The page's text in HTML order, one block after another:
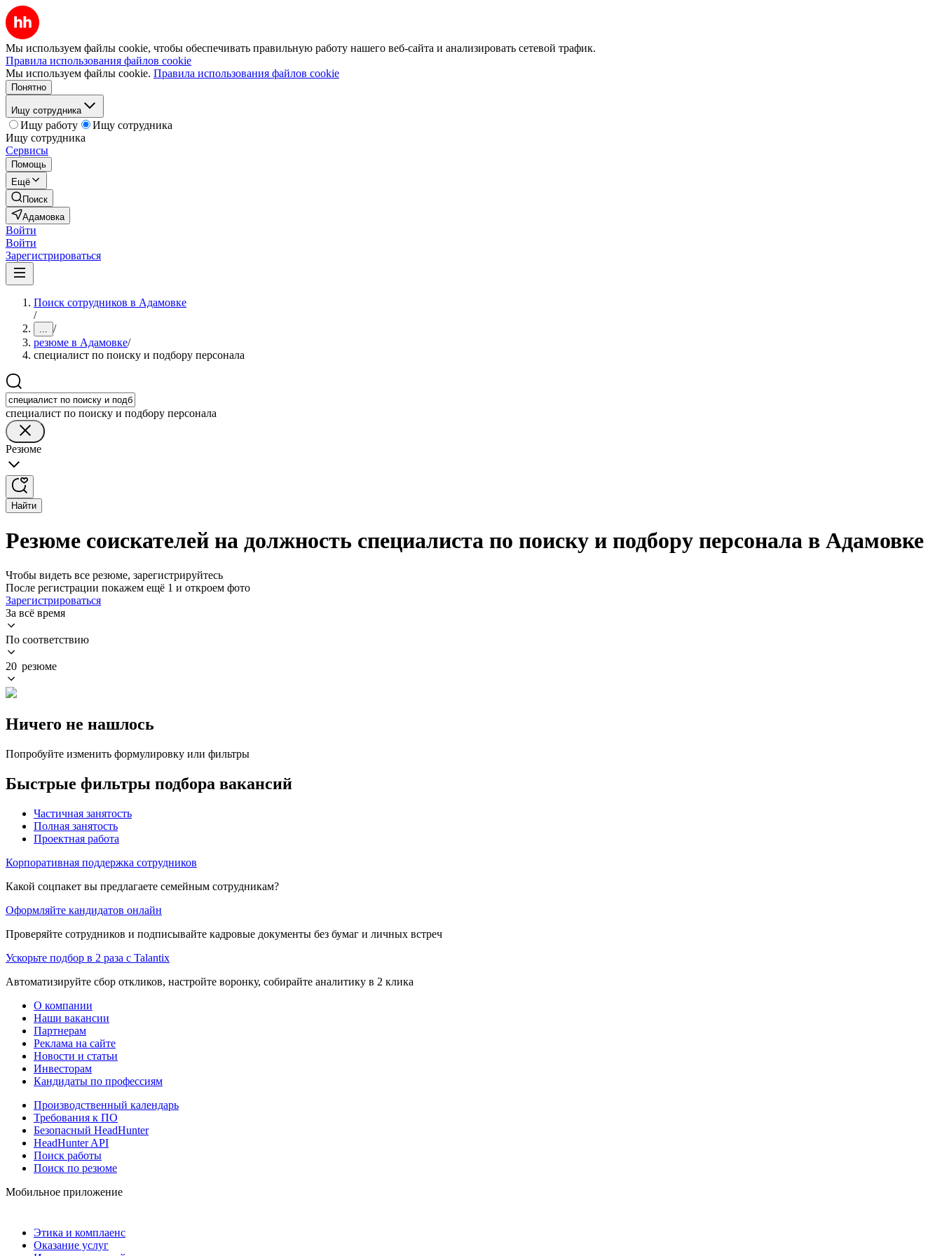
Мы используем файлы cookie, чтобы обеспечивать правильную работу нашего веб-сайта и анализировать сетевой трафик.
Правила использования файлов cookie
Мы используем файлы cookie. Правила использования файлов cookie
Понятно
Ищу сотрудника
Ищу работу
Ищу сотрудника
Ищу сотрудника
Сервисы
Помощь
Ещё
Поиск
Адамовка
Войти
Войти
Зарегистрироваться
Поиск сотрудников в Адамовке
/
... /
резюме в Адамовке/
специалист по поиску и подбору персонала
специалист по поиску и подбору персонала
Резюме
Найти
Резюме соискателей на должность специалиста по поиску и подбору персонала в Адамовке
Чтобы видеть все резюме, зарегистрируйтесь
После регистрации покажем ещё 1 и откроем фото
Зарегистрироваться
За всё время
По соответствию
20 резюме
Ничего не нашлось
Попробуйте изменить формулировку или фильтры
Быстрые фильтры подбора вакансий
Частичная занятость
Полная занятость
Проектная работа
Корпоративная поддержка сотрудников
Какой соцпакет вы предлагаете семейным сотрудникам?
Оформляйте кандидатов онлайн
Проверяйте сотрудников и подписывайте кадровые документы без бумаг и личных встреч
Ускорьте подбор в 2 раза с Talantix
Автоматизируйте сбор откликов, настройте воронку, собирайте аналитику в 2 клика
О компании
Наши вакансии
Партнерам
Реклама на сайте
Новости и статьи
Инвесторам
Кандидаты по профессиям
Производственный календарь
Требования к ПО
Безопасный HeadHunter
HeadHunter API
Поиск работы
Поиск по резюме
Мобильное приложение
Этика и комплаенс
Оказание услуг